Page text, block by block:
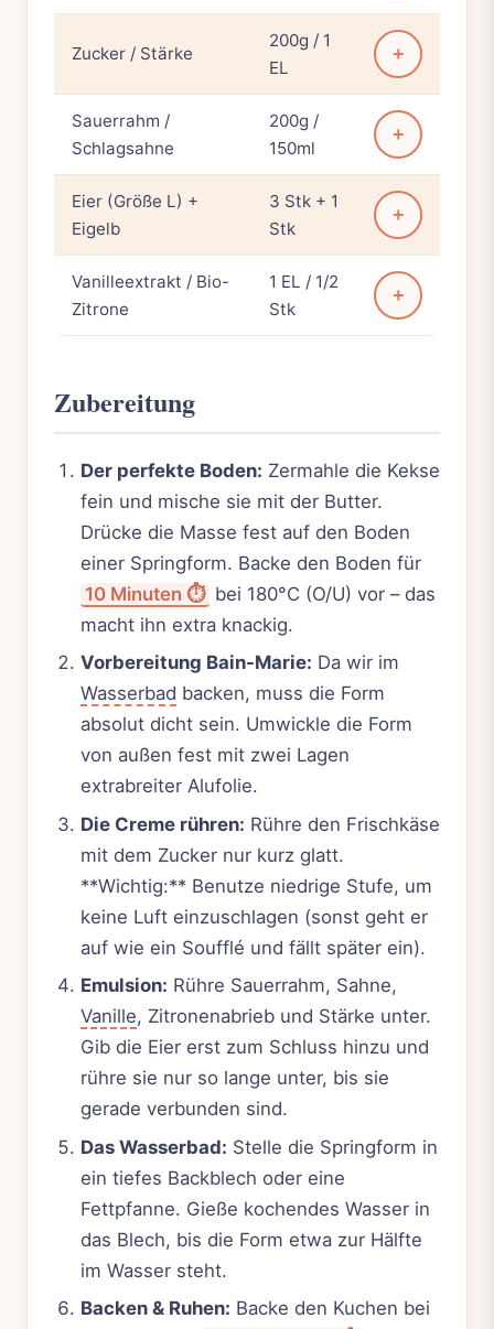
Zucker / Stärke
200g / 1
EL
+
Sauerrahm /
Schlagsahne
200g /
150ml
+
Eier (Größe L) +
Eigelb
3 Stk + 1
Stk
+
Vanilleextrakt / Bio-
Zitrone
1 EL / 1/2
Stk
+
Zubereitung
Der perfekte Boden: Zermahle die Kekse
fein und mische sie mit der Butter.
Drücke die Masse fest auf den Boden
einer Springform. Backe den Boden für
10 Minuten ⏱️ bei 180°C (O/U) vor – das
macht ihn extra knackig.
Vorbereitung Bain-Marie: Da wir im
Wasserbad backen, muss die Form
absolut dicht sein. Umwickle die Form
von außen fest mit zwei Lagen
extrabreiter Alufolie.
Die Creme rühren: Rühre den Frischkäse
mit dem Zucker nur kurz glatt.
**Wichtig:** Benutze niedrige Stufe, um
keine Luft einzuschlagen (sonst geht er
auf wie ein Soufflé und fällt später ein).
Emulsion: Rühre Sauerrahm, Sahne,
Vanille, Zitronenabrieb und Stärke unter.
Gib die Eier erst zum Schluss hinzu und
rühre sie nur so lange unter, bis sie
gerade verbunden sind.
Das Wasserbad: Stelle die Springform in
ein tiefes Backblech oder eine
Fettpfanne. Gieße kochendes Wasser in
das Blech, bis die Form etwa zur Hälfte
im Wasser steht.
Backen & Ruhen: Backe den Kuchen bei